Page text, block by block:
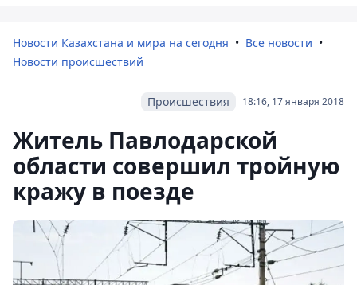
Новости Казахстана и мира на сегодня
Все новости
Новости происшествий
18:16, 17 января 2018
Происшествия
Житель Павлодарской
области совершил тройную
кражу в поезде